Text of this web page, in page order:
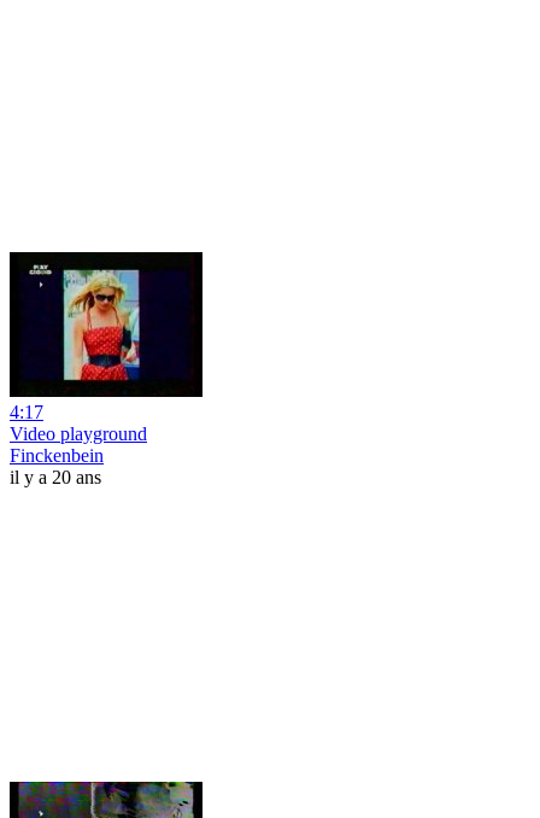
4:17
Video playground
Finckenbein
il y a 20 ans